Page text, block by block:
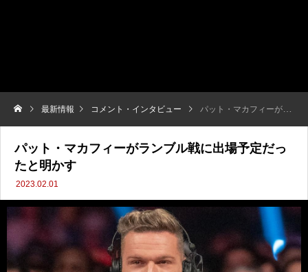
最新情報 コメント・インタビュー パット・マカフィーがランブル戦に出場予定だったと明かす
パット・マカフィーがランブル戦に出場予定だっ
たと明かす
2023.02.01